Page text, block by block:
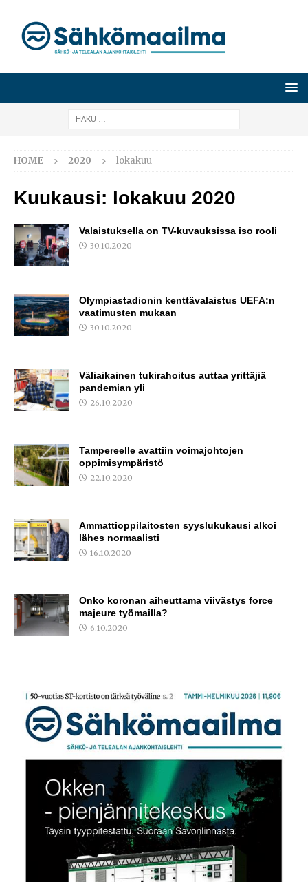
HOME 2020 lokakuu
Kuukausi: lokakuu 2020
Valaistuksella on TV-kuvauksissa iso rooli
30.10.2020
Olympiastadionin kenttävalaistus UEFA:n
vaatimusten mukaan
30.10.2020
Väliaikainen tukirahoitus auttaa yrittäjiä
pandemian yli
26.10.2020
Tampereelle avattiin voimajohtojen
oppimisympäristö
22.10.2020
Ammattioppilaitosten syyslukukausi alkoi
lähes normaalisti
16.10.2020
Onko koronan aiheuttama viivästys force
majeure työmailla?
6.10.2020